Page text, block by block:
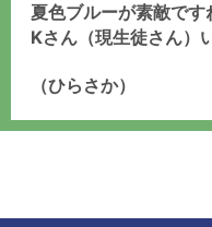
夏色ブルーが素敵で
Kさん（現生徒さん）
（ひらさか）